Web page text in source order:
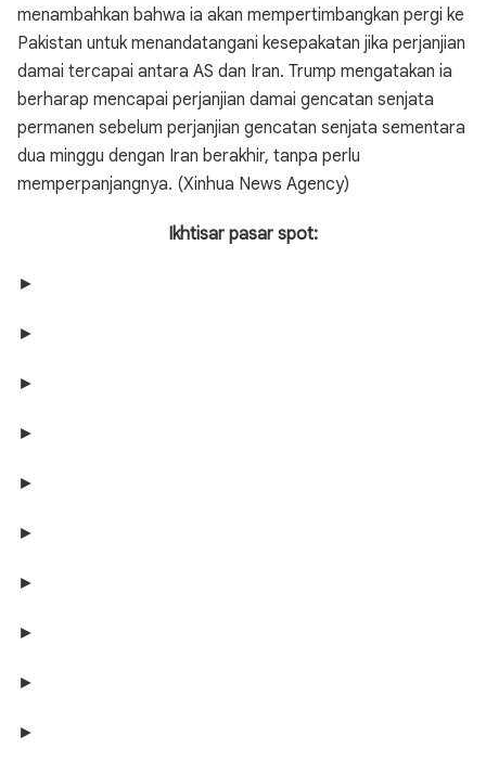
menambahkan bahwa ia akan mempertimbangkan pergi ke
Pakistan untuk menandatangani kesepakatan jika perjanjian
damai tercapai antara AS dan Iran. Trump mengatakan ia
berharap mencapai perjanjian damai gencatan senjata
permanen sebelum perjanjian gencatan senjata sementara
dua minggu dengan Iran berakhir, tanpa perlu
memperpanjangnya. (Xinhua News Agency)
Ikhtisar pasar spot:
►
►
►
►
►
►
►
►
►
►